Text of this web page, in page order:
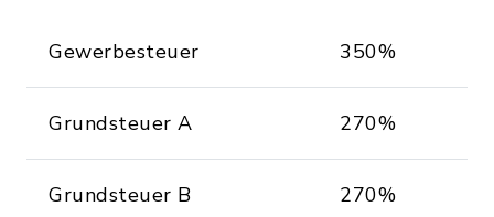
Gewerbesteuer 350%
Grundsteuer A 270%
Grundsteuer B 270%